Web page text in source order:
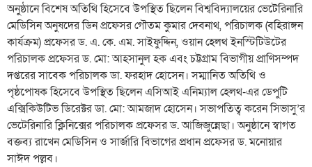
অনুষ্ঠানে বিশেষ অতিথি হিসেবে উপস্থিত ছিলেন বিশ্ববিদ্যালয়ের ভেটেরিনারি
মেডিসিন অনুষদের ডিন প্রফেসর গৌতম কুমার দেবনাথ, পরিচালক (বহিরাঙ্গন
কার্যক্রম) প্রফেসর ড. এ. কে. এম. সাইফুদ্দিন, ওয়ান হেলথ ইনস্টিটিউটের
পরিচালক প্রফেসর ড. মো: আহসানুল হক এবং চট্টগ্রাম বিভাগীয় প্রাণিসম্পদ
দপ্তরের সাবেক পরিচালক ডা. ফরহাদ হোসেন। সম্মানিত অতিথি ও
পৃষ্ঠপোষক হিসেবে উপস্থিত ছিলেন এসিআই এনিম্যাল হেলথ-এর ডেপুটি
এক্সিকিউটিভ ডিরেক্টর ডা. মো: আমজাদ হোসেন। সভাপতিত্ব করেন সিভাসু’র
ভেটেরিনারি ক্লিনিক্সের পরিচালক প্রফেসর ড. আজিজুন্নেছা। অনুষ্ঠানে স্বাগত
বক্তব্য রাখেন মেডিসিন ও সার্জারি বিভাগের প্রধান প্রফেসর ড. মনোয়ার
সাঈদ পল্লব।